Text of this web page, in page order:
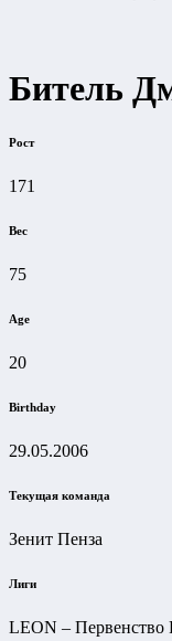
Битель
Рост
171
Вес
75
Age
20
Birthday
29.05.2006
Текущая команда
Зенит Пенза
Лиги
LEON – Первенство